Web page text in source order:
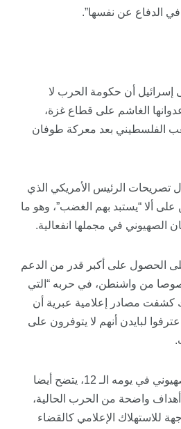
الدفاع عن نفسها”.
إسرائيل أن حكومة الحرب لا
الغاشم على قطاع غزة،
الفلسطيني بعد معركة طوفان
تصريحات الرئيس الأمريكي الذي
على ألا “يستبد بهم الغضب”، وهو ما
الصهيوني في مجملها انفعالية.
الحصول على أكبر قدر من الدعم
من واشنطن، في حربه “التي
مصادر إعلامية عبرية أن
لبايدن أنهم لا يتوفرون على
وبينما يستمر العدوان الصهيوني في يومه الـ 12، يتضح أيضا
أهداف واضحة من الحرب الحالية،
للاستهلاك الإعلامي كالقضاء